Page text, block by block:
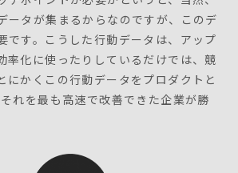
ータが集まるからなのですが、このデ
です。こうした行動データは、アップ
率化に使ったりしているだけでは、競
にかくこの行動データをプロダクトと
れを最も高速で改善できた企業が勝